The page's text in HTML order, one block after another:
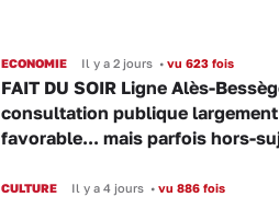
ECONOMIE Il y a 2 jours •vu 623 fois
FAIT DU SOIR Ligne Alès-
consultation publique largement
favorable... mais parfois hors-
CULTURE Il y a 4 jours •vu 886 fois